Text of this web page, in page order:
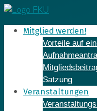
Skip
to
contentMitglied werden!
Vorteile auf
Satzung
Veranstaltungen